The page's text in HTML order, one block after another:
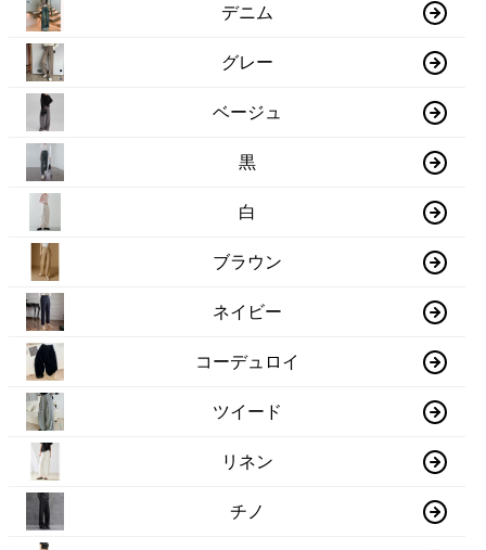
デニム
グレー
ベージュ
黒
白
ブラウン
ネイビー
コーデュロイ
ツイード
リネン
チノ